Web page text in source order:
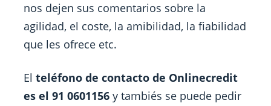
nos dejen sus comentarios sobre la
agilidad, el coste, la amibilidad, la fiabilidad
que les ofrece etc.
Elteléfono de contacto de Onlinecredit
es el 91 0601156 y tambiés se puede pedir